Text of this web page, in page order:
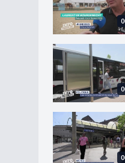
Les retraités
Les